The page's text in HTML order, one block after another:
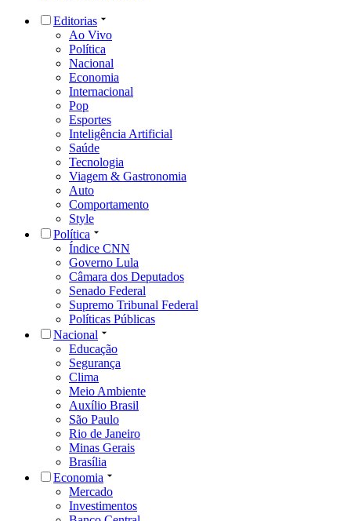
Editorias
Ao Vivo
Política
Nacional
Economia
Internacional
Pop
Esportes
Inteligência Artificial
Saúde
Tecnologia
Viagem & Gastronomia
Auto
Comportamento
Style
Política
Índice CNN
Governo Lula
Câmara dos Deputados
Senado Federal
Supremo Tribunal Federal
Políticas Públicas
Nacional
Educação
Segurança
Clima
Meio Ambiente
Auxílio Brasil
São Paulo
Rio de Janeiro
Minas Gerais
Brasília
Economia
Mercado
Investimentos